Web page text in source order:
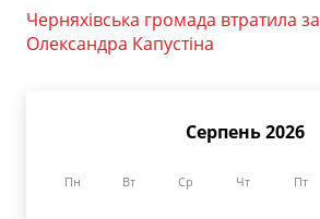
Черняхівська громада втратила
Олександра Капустіна
Серпень 2026
Пн Вт Ср Чт Пт